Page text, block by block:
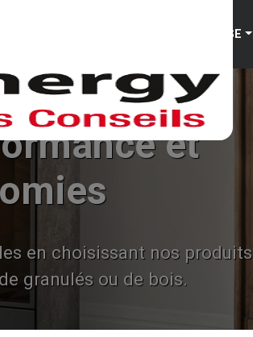
L'ENTREPRISE
et
en choisissant nos produits
granulés ou de bois.